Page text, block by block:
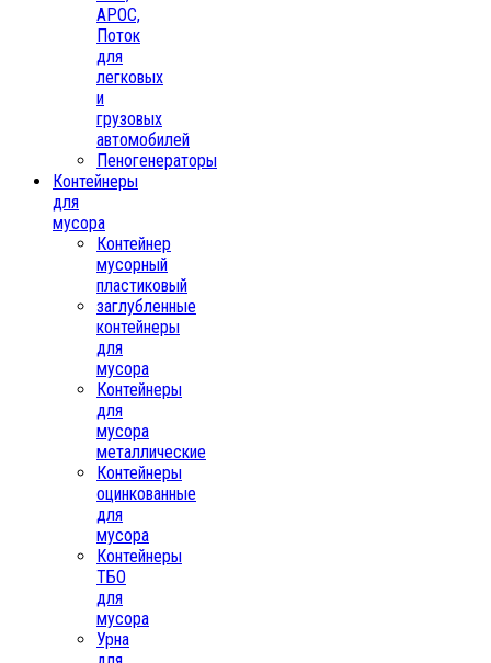
АРОС,
Поток
для
легковых
и
грузовых
автомобилей
Пеногенераторы
Контейнеры
для
мусора
Контейнер
мусорный
пластиковый
заглубленные
контейнеры
для
мусора
Контейнеры
для
мусора
металлические
Контейнеры
оцинкованные
для
мусора
Контейнеры
ТБО
для
мусора
Урна